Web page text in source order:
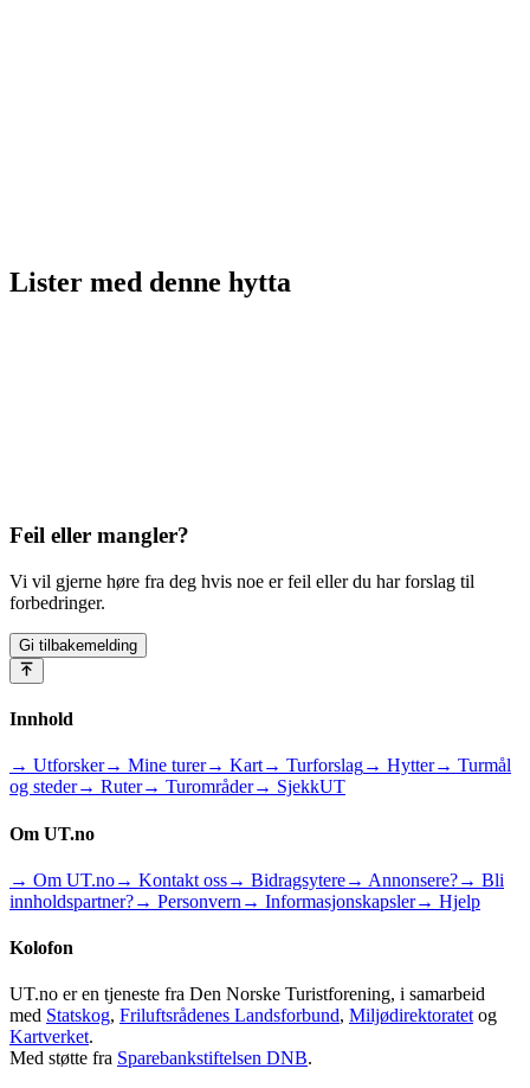
Lister med denne hytta
Feil eller mangler?
Vi vil gjerne høre fra deg hvis noe er feil eller du har forslag til
forbedringer.
Gi tilbakemelding
Innhold
→ Utforsker→ Mine turer→ Kart→ Turforslag→ Hytter→ Turmål
og steder→ Ruter→ Turområder→ SjekkUT
Om UT.no
→ Om UT.no→ Kontakt oss→ Bidragsytere→ Annonsere?→ Bli
innholdspartner?→ Personvern → Informasjonskapsler→ Hjelp
Kolofon
UT.no er en tjeneste fra Den Norske Turistforening, i samarbeid
med Statskog, Friluftsrådenes Landsforbund, Miljødirektoratet og
Kartverket.
Med støtte fra Sparebankstiftelsen DNB.